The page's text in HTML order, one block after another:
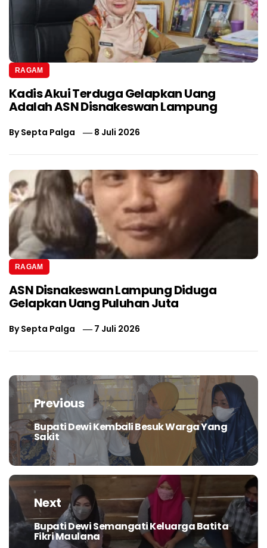
RAGAM
Kadis Akui Terduga Gelapkan Uang
Adalah ASN Disnakeswan Lampung
BySepta Palga 8 Juli 2026
RAGAM
ASN Disnakeswan Lampung Diduga
Gelapkan Uang Puluhan Juta
BySepta Palga 7 Juli 2026
Navigasi
posPrevious
Previous
post:
Bupati Dewi Kembali Besuk Warga Yang
Sakit
Next
Next
post:
Bupati Dewi Semangati Keluarga Batita
Fikri Maulana